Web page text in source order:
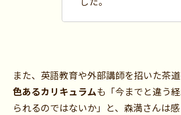
また、英語教育や外部講師を招いた茶
色あるカリキュラムも「今までと違う
られるのではないか」と、森満さんは感